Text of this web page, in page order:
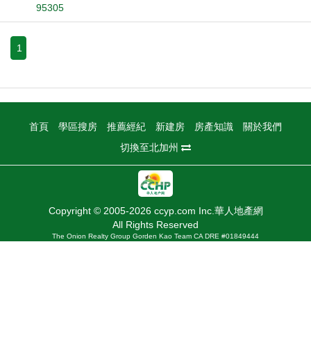
95305
1
首頁 學區搜房 推薦經紀 新建房 房產知識
關於我們
切換至北加州
Copyright © 2005-2026 ccyp.com Inc.華人地產網
All Rights Reserved
The Onion Realty Group Gorden Kao Team CA DRE #01849444